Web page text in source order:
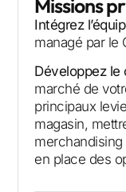
Missions
Intégrez
managé par le
Développez le
marché de
principaux
magasin,
en place des